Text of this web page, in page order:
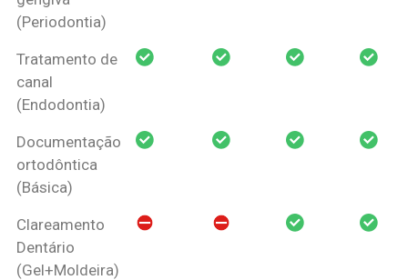
(Periodontia)
Tratamento de
canal
(Endodontia)
Documentação
ortodôntica
(Básica)
Clareamento
Dentário
(Gel+Moldeira)